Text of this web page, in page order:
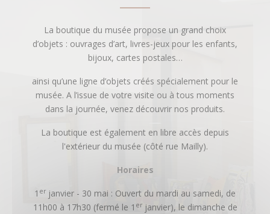
La boutique du musée propose un grand choix
d’objets : ouvrages d’art, livres-jeux pour les enfants,
bijoux, cartes postales…
ainsi qu’une ligne d’objets créés spécialement pour le
musée. A l’issue de votre visite ou à tous moments
dans la journée, venez découvrir nos produits.
La boutique est également en libre accès depuis
l'extérieur du musée (côté rue Mailly).
Horaires
1 er janvier - 30 mai : Ouvert du mardi au samedi, de
11h00 à 17h30 (fermé le 1 erjanvier), le dimanche de